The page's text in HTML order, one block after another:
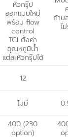
หัวกรุ๊ป
ออกแบบใหม่
พร้อม flow
control
TCI ตั้งค่า
อุณหภูมิน้ำ
แต่ละหัวกรุ๊ปได้
ก้า
ไ
12
ไม่มี
400 (230
option)